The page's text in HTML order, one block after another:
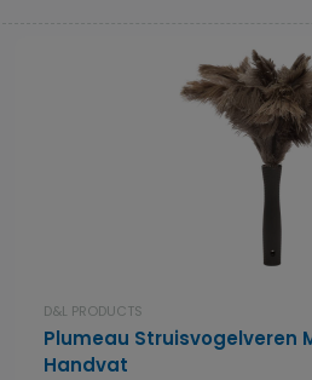
D&L PRODUCTS
Plumeau Struisvogelveren
Handvat